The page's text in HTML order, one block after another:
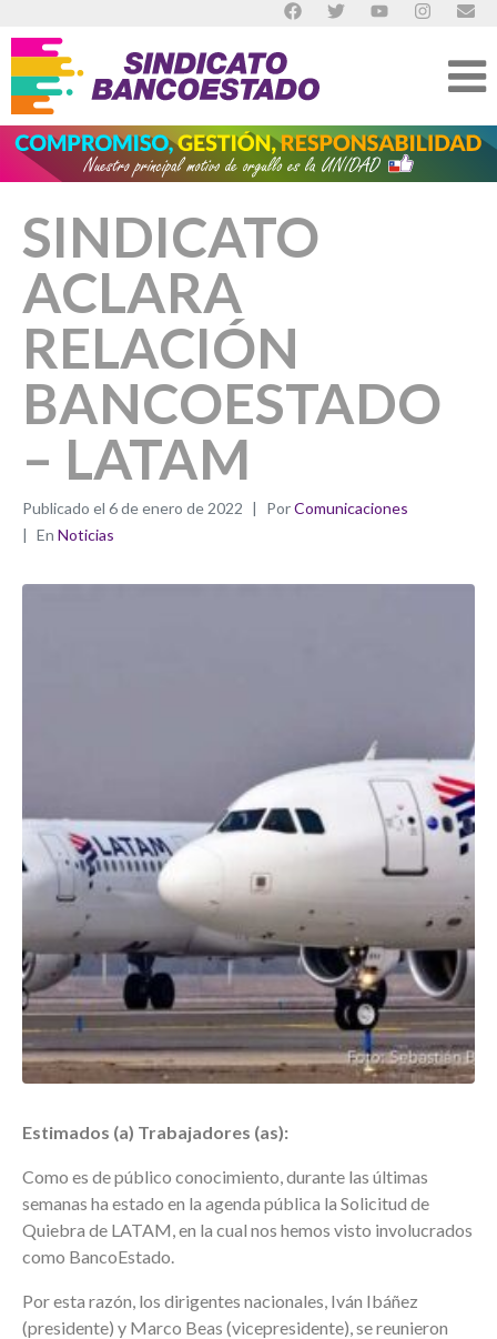
SINDICATO
ACLARA
RELACIÓN
BANCOESTADO
– LATAM
Publicado el 6 de enero de 2022 PorComunicaciones
En Noticias
Estimados (a) Trabajadores (as):
Como es de público conocimiento, durante las últimas
semanas ha estado en la agenda pública la Solicitud de
Quiebra de LATAM, en la cual nos hemos visto involucrados
como BancoEstado.
Por esta razón, los dirigentes nacionales, Iván Ibáñez
(presidente) y Marco Beas (vicepresidente), se reunieron